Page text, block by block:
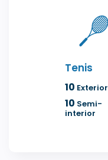
Tenis
10 Exterior
10 Semi-
interior